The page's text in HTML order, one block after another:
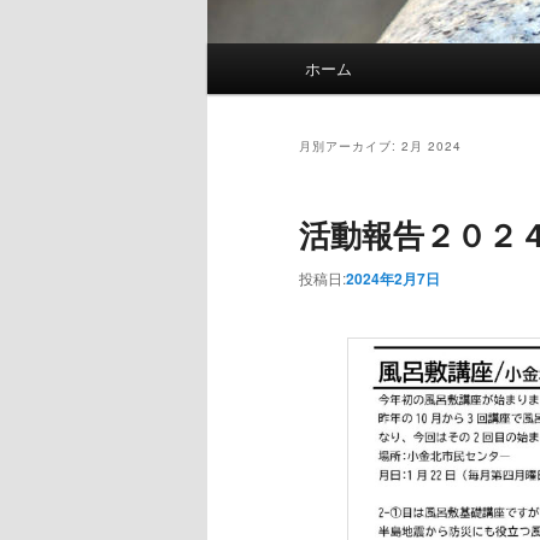
メインコンテンツへ移動
サブコンテンツへ移動
ホーム
月別アーカイブ: 2月 2024
活動報告２０２
投稿日:2024年2月7日